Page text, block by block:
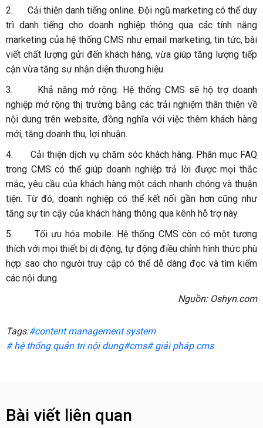
2. Cải thiện danh tiếng online. Đội ngũ marketing có thể duy
trì danh tiếng cho doanh nghiệp thông qua các tính năng
marketing của hệ thống CMS như email marketing, tin tức, bài
viết chất lượng gửi đến khách hàng, vừa giúp tăng lượng tiếp
cận vừa tăng sự nhận diện thương hiệu.
3.
Khả năng mở rộng. Hệ thống CMS sẽ hộ trợ doanh
nghiệp mở rộng thị trường bằng các trải nghiệm thân thiện về
nội dung trên website, đồng nghĩa với việc thêm khách hàng
mới, tăng doanh thu, lợi nhuận.
4. Cải thiện dịch vụ chăm sóc khách hàng. Phân mục FAQ
trong CMS có thể giúp doanh nghiệp trả lời được mọi thắc
mắc, yêu cầu của khách hàng một cách nhanh chóng và thuận
tiện. Từ đó, doanh nghiệp có thể kết nối gần hơn cũng như
tăng sự tin cậy của khách hàng thông qua kênh hỗ trợ này.
5. Tối ưu hóa mobile. Hệ thống CMS còn có một tương
thích với mọi thiết bị di động, tự động điều chỉnh hình thức phù
hợp sao cho người truy cập có thể dễ dàng đọc và tìm kiếm
các nội dung.
Nguồn: Oshyn.com
Tags:#content management system
# hệ thống quản trị nội dung#cms# giải pháp cms
Bài viết liên quan